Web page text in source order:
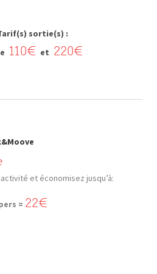
sortie(s) :
110€ et 220€
et économisez jusqu’à:
= 22€